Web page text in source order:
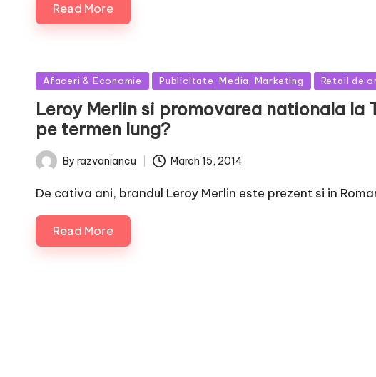
Read More
Posted
in
Afaceri & Economie Publicitate, Media, Marketing Retail de
Leroy Merlin si promovarea nationala
pe termen lung?
PostedBy razvaniancu March 15, 2014
De cativa ani, brandul Leroy Merlin este prezent si in
Read More